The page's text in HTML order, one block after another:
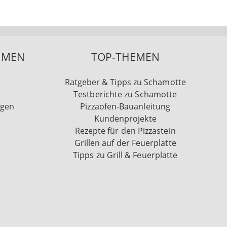
TOP-THEMEN
Ratgeber & Tipps zu Schamotte
Testberichte zu Schamotte
Pizzaofen-Bauanleitung
Kundenprojekte
Rezepte für den Pizzastein
Grillen auf der Feuerplatte
Tipps zu Grill & Feuerplatte